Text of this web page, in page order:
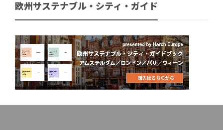
欧州サステナブル・シティ・ガイド